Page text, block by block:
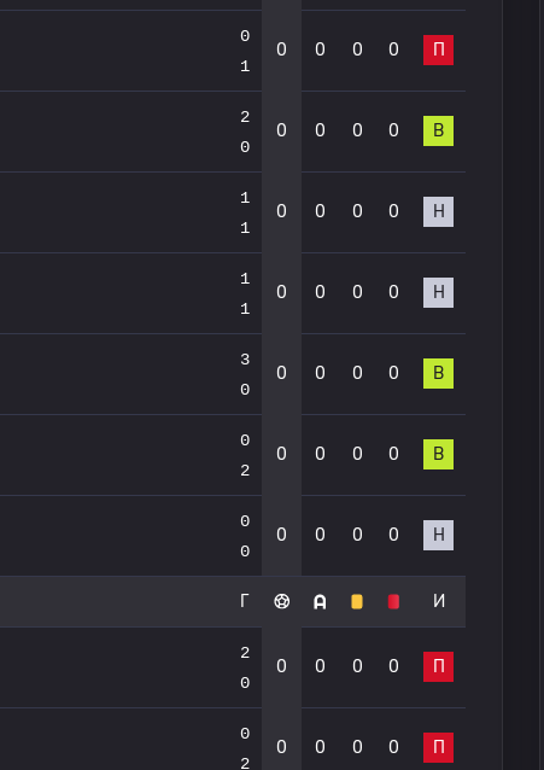
0
1
0 0 0 0 П
2
0
0 0 0 0 В
1
1
0 0 0 0 Н
1
1
0 0 0 0 Н
3
0
0 0 0 0 В
0
2
0 0 0 0 В
0
0
0 0 0 0 Н
Г И
2
0
0 0 0 0 П
0
2
0 0 0 0 П